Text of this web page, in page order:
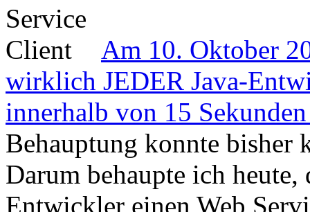
Am 10. Oktober
wirklich JEDER Java-
innerhalb von 15
Behauptung konnte bisher
Darum behaupte ich
Entwickler einen Web